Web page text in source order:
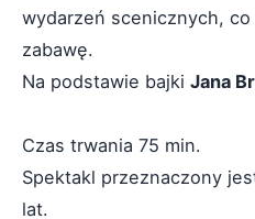
wydarzeń scenicznych,
zabawę.
Na podstawie bajki Jana
Czas trwania 75 min.
Spektakl przeznaczony
lat.